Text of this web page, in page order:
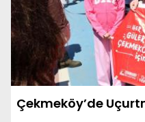
Çekmeköy’de